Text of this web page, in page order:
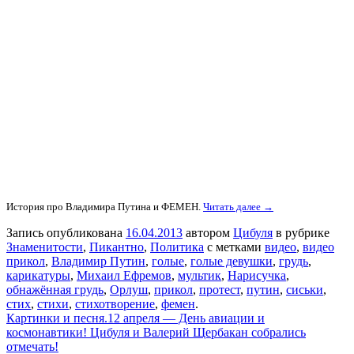
История про Владимира Путина и ФЕМЕН. Читать далее →
Запись опубликована 16.04.2013 автором Цибуля в рубрике
Знаменитости, Пикантно, Политика с метками видео, видео
прикол, Владимир Путин, голые, голые девушки, грудь,
карикатуры, Михаил Ефремов, мультик, Нарисучка,
обнажённая грудь, Орлуш, прикол, протест, путин, сиськи,
стих, стихи, стихотворение, фемен.
Картинки и песня.12 апреля — День авиации и
космонавтики! Цибуля и Валерий Щербакан собрались
отмечать!